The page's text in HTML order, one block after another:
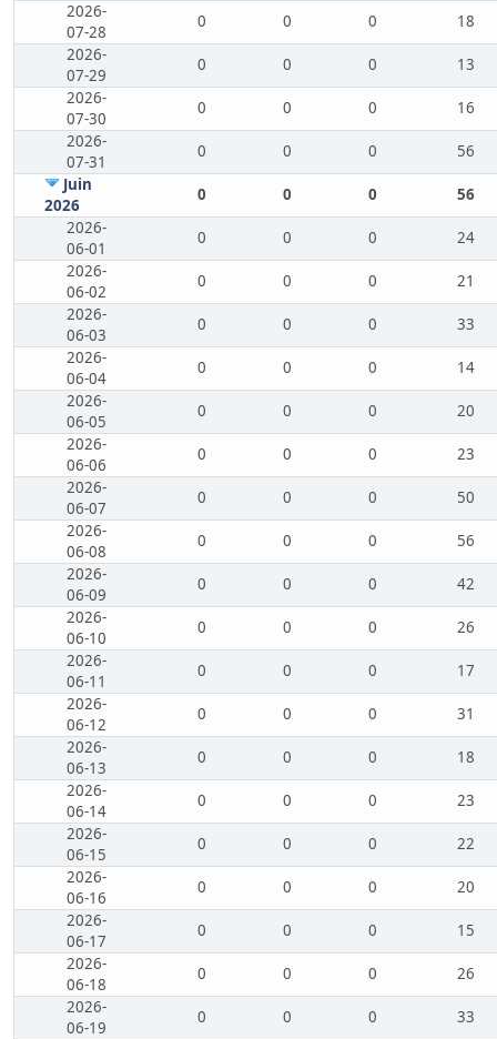
2026-
07-28
0 0 0
18
2026-
07-29
0 0 0
13
2026-
07-30
0 0 0
16
2026-
07-31
0 0 0
56
Juin
2026
0 0 0
56
2026-
06-01
0 0 0
24
2026-
06-02
0 0 0
21
2026-
06-03
0 0 0
33
2026-
06-04
0 0 0
14
2026-
06-05
0 0 0
20
2026-
06-06
0 0 0
23
2026-
06-07
0 0 0
50
2026-
06-08
0 0 0
56
2026-
06-09
0 0 0
42
2026-
06-10
0 0 0
26
2026-
06-11
0 0 0
17
2026-
06-12
0 0 0
31
2026-
06-13
0 0 0
18
2026-
06-14
0 0 0
23
2026-
06-15
0 0 0
22
2026-
06-16
0 0 0
20
2026-
06-17
0 0 0
15
2026-
06-18
0 0 0
26
2026-
06-19
0 0 0
33